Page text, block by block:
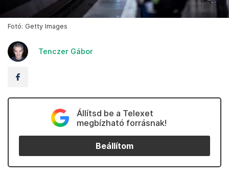
Fotó: Getty Images
Tenczer Gábor
Állítsd be a Telexet
megbízható forrásnak!
Beállítom